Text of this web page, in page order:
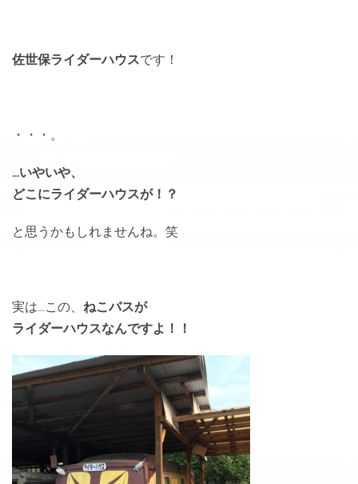
佐世保ライダーハウスです！
・・・。
…いやいや、
どこにライダーハウスが！？
と思うかもしれませんね。笑
実は…この、 ねこバスが
ライダーハウスなんですよ！！